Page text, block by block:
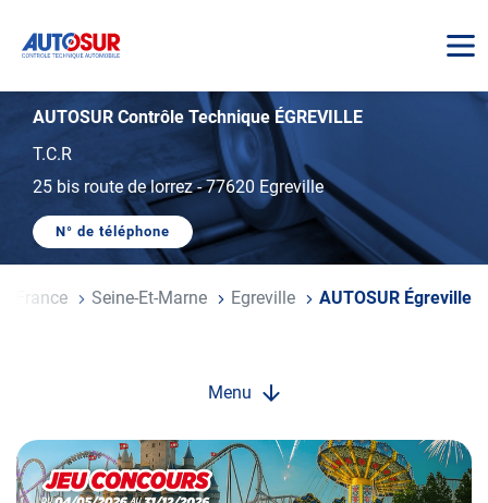
AUTOSUR
AUTOSUR Contrôle Technique ÉGREVILLE
T.C.R
25 bis route de lorrez-77620 Egreville
N° de téléphone
AFFICHER
DE
TÉLÉPHONE
France Seine-Et-Marne Egreville AUTOSUR Égreville
Menu
Opération
spéciale
Mai